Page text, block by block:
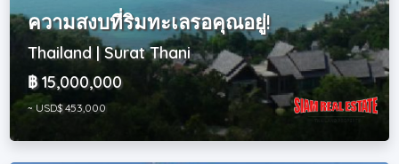
ความสงบที่ริมทะเลรอคุณอยู่!
Thailand | Surat Thani
฿ 15,000,000
~ USD$ 453,000